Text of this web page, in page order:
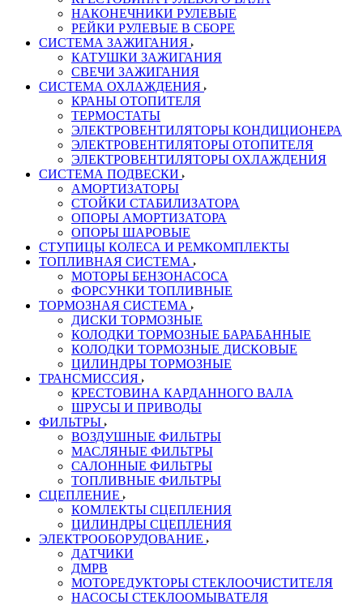
НАКОНЕЧНИКИ РУЛЕВЫЕ
РЕЙКИ РУЛЕВЫЕ В СБОРЕ
СИСТЕМА ЗАЖИГАНИЯ
КАТУШКИ ЗАЖИГАНИЯ
СВЕЧИ ЗАЖИГАНИЯ
СИСТЕМА ОХЛАЖДЕНИЯ
КРАНЫ ОТОПИТЕЛЯ
ТЕРМОСТАТЫ
ЭЛЕКТРОВЕНТИЛЯТОРЫ КОНДИЦИОНЕРА
ЭЛЕКТРОВЕНТИЛЯТОРЫ ОТОПИТЕЛЯ
ЭЛЕКТРОВЕНТИЛЯТОРЫ ОХЛАЖДЕНИЯ
СИСТЕМА ПОДВЕСКИ
АМОРТИЗАТОРЫ
СТОЙКИ СТАБИЛИЗАТОРА
ОПОРЫ АМОРТИЗАТОРА
ОПОРЫ ШАРОВЫЕ
СТУПИЦЫ КОЛЕСА И РЕМКОМПЛЕКТЫ
ТОПЛИВНАЯ СИСТЕМА
МОТОРЫ БЕНЗОНАСОСА
ФОРСУНКИ ТОПЛИВНЫЕ
ТОРМОЗНАЯ СИСТЕМА
ДИСКИ ТОРМОЗНЫЕ
КОЛОДКИ ТОРМОЗНЫЕ БАРАБАННЫЕ
КОЛОДКИ ТОРМОЗНЫЕ ДИСКОВЫЕ
ЦИЛИНДРЫ ТОРМОЗНЫЕ
ТРАНСМИССИЯ
КРЕСТОВИНА КАРДАННОГО ВАЛА
ШРУСЫ И ПРИВОДЫ
ФИЛЬТРЫ
ВОЗДУШНЫЕ ФИЛЬТРЫ
МАСЛЯНЫЕ ФИЛЬТРЫ
САЛОННЫЕ ФИЛЬТРЫ
ТОПЛИВНЫЕ ФИЛЬТРЫ
СЦЕПЛЕНИЕ
КОМЛЕКТЫ СЦЕПЛЕНИЯ
ЦИЛИНДРЫ СЦЕПЛЕНИЯ
ЭЛЕКТРООБОРУДОВАНИЕ
ДАТЧИКИ
ДМРВ
МОТОРЕДУКТОРЫ СТЕКЛООЧИСТИТЕЛЯ
НАСОСЫ СТЕКЛООМЫВАТЕЛЯ